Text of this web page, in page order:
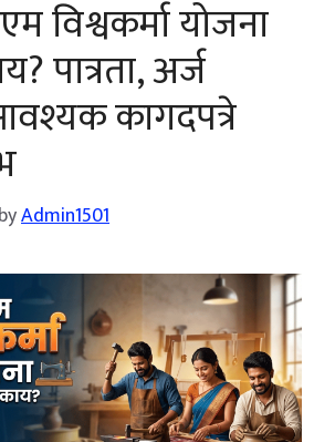
विश्वकर्मा योजना
पात्रता, अर्ज
कागदपत्रे
byAdmin1501